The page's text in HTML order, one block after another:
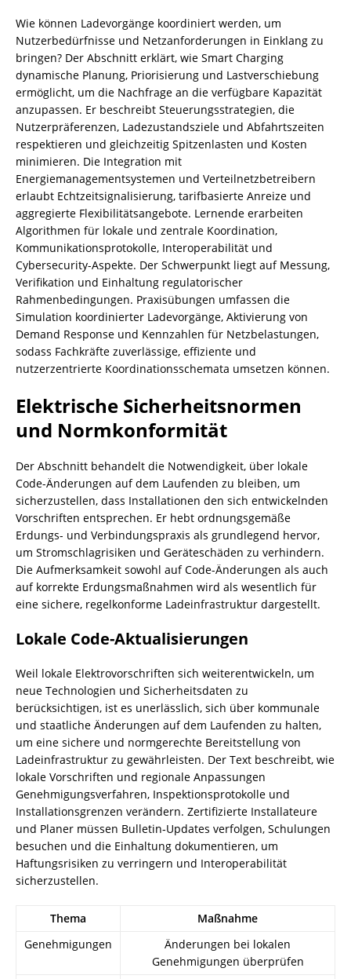
Wie können Ladevorgänge koordiniert werden, um
Nutzerbedürfnisse und Netzanforderungen in Einklang zu
bringen? Der Abschnitt erklärt, wie Smart Charging
dynamische Planung, Priorisierung und Lastverschiebung
ermöglicht, um die Nachfrage an die verfügbare Kapazität
anzupassen. Er beschreibt Steuerungsstrategien, die
Nutzerpräferenzen, Ladezustandsziele und Abfahrtszeiten
respektieren und gleichzeitig Spitzenlasten und Kosten
minimieren. Die Integration mit
Energiemanagementsystemen und Verteilnetzbetreibern
erlaubt Echtzeitsignalisierung, tarifbasierte Anreize und
aggregierte Flexibilitätsangebote. Lernende erarbeiten
Algorithmen für lokale und zentrale Koordination,
Kommunikationsprotokolle, Interoperabilität und
Cybersecurity-Aspekte. Der Schwerpunkt liegt auf Messung,
Verifikation und Einhaltung regulatorischer
Rahmenbedingungen. Praxisübungen umfassen die
Simulation koordinierter Ladevorgänge, Aktivierung von
Demand Response und Kennzahlen für Netzbelastungen,
sodass Fachkräfte zuverlässige, effiziente und
nutzerzentrierte Koordinationsschemata umsetzen können.
Elektrische Sicherheitsnormen
und Normkonformität
Der Abschnitt behandelt die Notwendigkeit, über lokale
Code-Änderungen auf dem Laufenden zu bleiben, um
sicherzustellen, dass Installationen den sich entwickelnden
Vorschriften entsprechen. Er hebt ordnungsgemäße
Erdungs- und Verbindungspraxis als grundlegend hervor,
um Stromschlagrisiken und Geräteschäden zu verhindern.
Die Aufmerksamkeit sowohl auf Code-Änderungen als auch
auf korrekte Erdungsmaßnahmen wird als wesentlich für
eine sichere, regelkonforme Ladeinfrastruktur dargestellt.
Lokale Code-Aktualisierungen
Weil lokale Elektrovorschriften sich weiterentwickeln, um
neue Technologien und Sicherheitsdaten zu
berücksichtigen, ist es unerlässlich, sich über kommunale
und staatliche Änderungen auf dem Laufenden zu halten,
um eine sichere und normgerechte Bereitstellung von
Ladeinfrastruktur zu gewährleisten. Der Text beschreibt, wie
lokale Vorschriften und regionale Anpassungen
Genehmigungsverfahren, Inspektionsprotokolle und
Installationsgrenzen verändern. Zertifizierte Installateure
und Planer müssen Bulletin‑Updates verfolgen, Schulungen
besuchen und die Einhaltung dokumentieren, um
Haftungsrisiken zu verringern und Interoperabilität
sicherzustellen.
Thema
Maßnahme
Genehmigungen
Änderungen bei lokalen
Genehmigungen überprüfen